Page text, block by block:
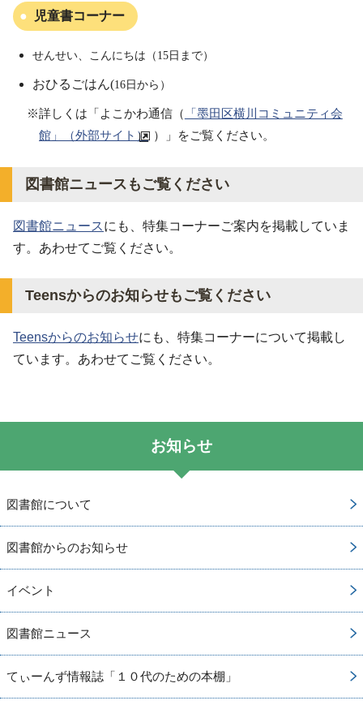
児童書コーナー
せんせい、こんにちは（15日まで）
おひるごはん(16日から）
※詳しくは「よこかわ通信（
「墨田区横川コミュニティ会
館」（外部サイト） ）」をご覧ください。
図書館ニュースもご覧ください
図書館ニュースにも、特集コーナーご案内を掲載していま
す。あわせてご覧ください。
Teensからのお知らせもご覧ください
Teensからのお知らせにも、特集コーナーについて掲載し
ています。あわせてご覧ください。
お知らせ
図書館について
図書館からのお知らせ
イベント
図書館ニュース
てぃーんず情報誌「１０代のための本棚」